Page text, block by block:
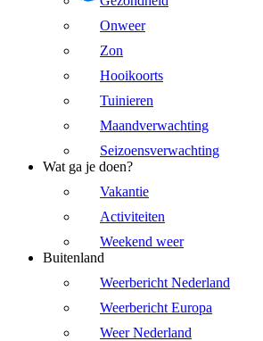
Onweer
Zon
Hooikoorts
Tuinieren
Maandverwachting
Seizoensverwachting
Wat ga je doen?
Vakantie
Activiteiten
Weekend weer
Buitenland
Weerbericht Nederland
Weerbericht Europa
Weer Nederland